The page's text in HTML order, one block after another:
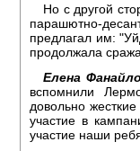
Но с другой
парашютно-
предлагал им:
продолжала
Елена
вспомнили
довольно
участие в
участие наши